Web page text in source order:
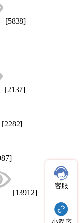
[5838]
[2137]
[2282]
[13912]
客服